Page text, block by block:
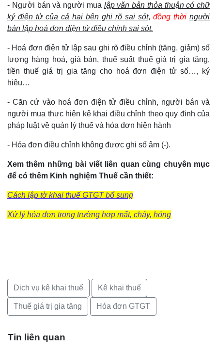
- Người bán và người mua lập văn bản thỏa thuận có chữ
ký điện tử của cả hai bên ghi rõ sai sót, đồng thời người
bán lập hoá đơn điện tử điều chỉnh sai sót.
- Hoá đơn điện tử lập sau ghi rõ điều chỉnh (tăng, giảm) số
lượng hàng hoá, giá bán, thuế suất thuế giá trị gia tăng,
tiền thuế giá trị gia tăng cho hoá đơn điện tử số…, ký
hiệu…
- Căn cứ vào hoá đơn điện tử điều chỉnh, người bán và
người mua thực hiện kê khai điều chỉnh theo quy định của
pháp luật về quản lý thuế và hóa đơn hiện hành
- Hóa đơn điều chỉnh không được ghi số âm (-).
Xem thêm những bài viết liên quan cùng chuyên mục
để có thêm Kinh nghiệm Thuế cần thiết:
Cách lập tờ khai thuế GTGT bổ sung
Xử lý hóa đơn trong trường hợp mất, cháy, hỏng
Dịch vụ kê khai thuế Kê khai thuế
Thuế giá trị gia tăng Hóa đơn GTGT
Tin liên quan